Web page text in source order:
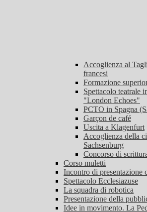
Accoglienza al
francesi
Formazione
Spettacolo teatrale
"London Echoes"
PCTO in Spagna
Garçon de café
Uscita a Klagenfurt
Accoglienza della
Sachsenburg
Concorso di
Corso muletti
Incontro di presentazione
Spettacolo Ecclesiazuse
La squadra di robotica
Presentazione della
Idee in movimento. La